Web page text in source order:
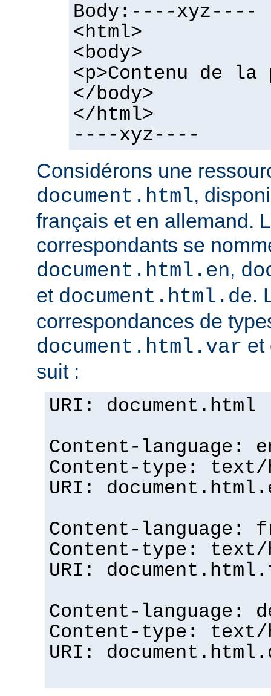
Body:----xyz----
<html>
<body>
<p>Contenu de la
</body>
</html>
----xyz----
Considérons une
document.html,
français et en allemand.
correspondants se
document.html.en,
et document.html.de.
correspondances de
document.html.var et
suit :
URI: document.html
Content-language:
Content-type: text/
URI:
Content-language:
Content-type: text/
URI:
Content-language:
Content-type: text/
URI: